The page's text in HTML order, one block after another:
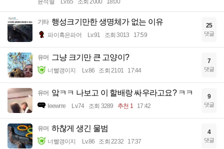
기타 행성크기만한 생명체가 없는 이유
파이혹은파어 Lv.91 조회 3013 17:59
25
댓글
유머 그냥 크기만 큰 고양이?
너빨갱이지 Lv.86 조회 2101 17:44
7
댓글
유머 앜ㅋㅋ 나보고 이 할배랑 싸우라고요? ㅋㅋ
Ieewrre Lv.74 조회 3289 추천 1 17:42
9
댓글
유머 하찮게 생긴 물범
너빨갱이지 Lv.86 조회 2232 17:37
4
댓글